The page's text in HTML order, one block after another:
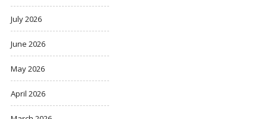
July 2026
June 2026
May 2026
April 2026